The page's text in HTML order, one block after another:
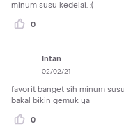
minum susu kedelai. :(
0
Intan
02/02/21
favorit banget sih minum
bakal bikin gemuk ya
0